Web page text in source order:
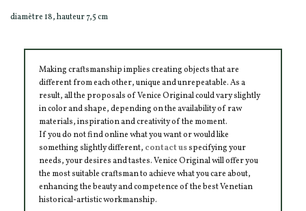
diamètre 18, hauteur 7,5 cm
Making craftsmanship implies creating objects that are
different from each other, unique and unrepeatable. As a
result, all the proposals of Venice Original could vary slightly
in color and shape, depending on the availability of raw
materials, inspiration and creativity of the moment.
If you do not find online what you want or would like
something slightly different, contact usspecifying your
needs, your desires and tastes. Venice Original will offer you
the most suitable craftsman to achieve what you care about,
enhancing the beauty and competence of the best Venetian
historical-artistic workmanship.